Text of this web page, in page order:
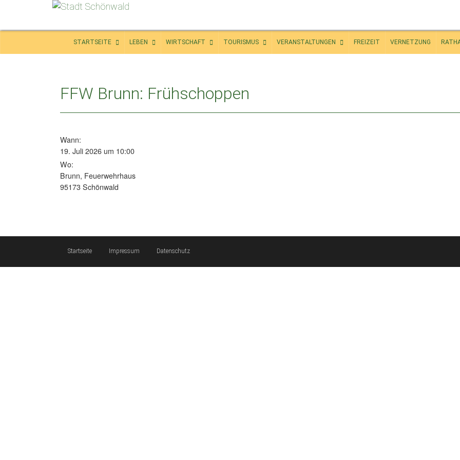
STARTSEITE LEBEN WIRTSCHAFT TOURISMUS VERANSTALTUNGEN FREIZEIT VERNETZUNG
FFW Brunn: Frühschoppen
Wann:
19. Juli 2026 um 10:00
Wo:
Brunn, Feuerwehrhaus
95173 Schönwald
Startseite Impressum Datenschutz